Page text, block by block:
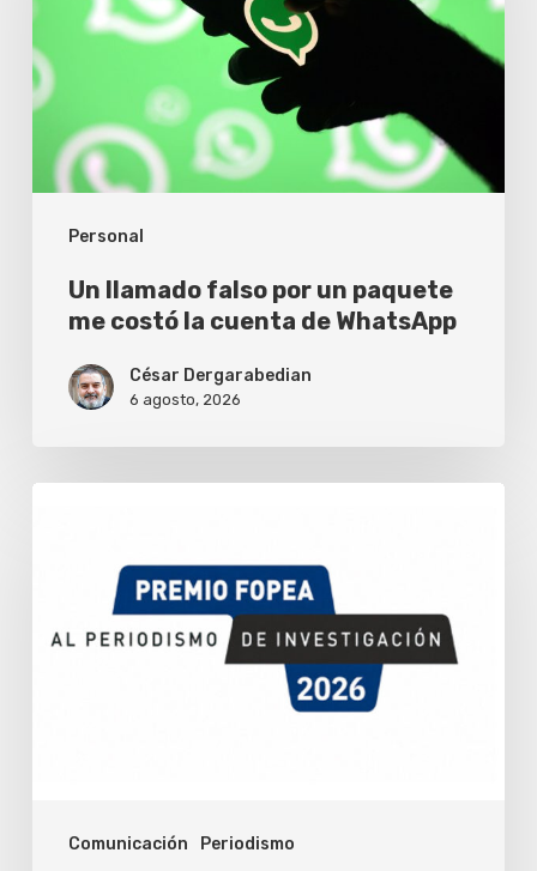
Personal
un
paquete
costó
la
cuenta
WhatsApp
Un llamado falso por un paquete
me costó la cuenta de WhatsApp
César Dergarabedian
6 agosto, 2026
Comunicación Periodismo
convocatoria
para